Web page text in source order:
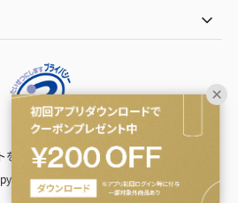
を贈るなら | TANP（タンプ）
TANP Inc.